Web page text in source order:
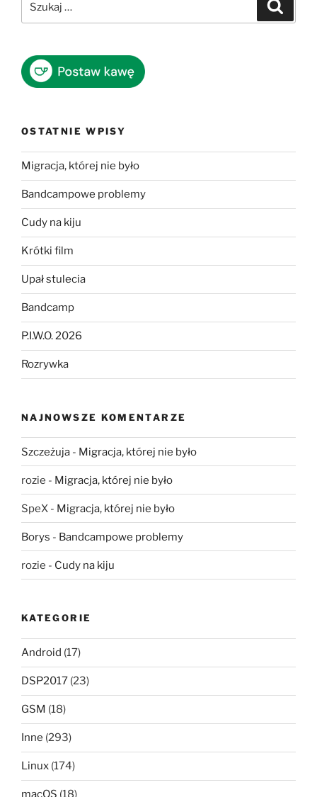
OSTATNIE WPISY
Migracja, której nie było
Bandcampowe problemy
Cudy na kiju
Krótki film
Upał stulecia
Bandcamp
P.I.W.O. 2026
Rozrywka
NAJNOWSZE KOMENTARZE
Szczeżuja - Migracja, której nie było
rozie - Migracja, której nie było
SpeX - Migracja, której nie było
Borys - Bandcampowe problemy
rozie - Cudy na kiju
KATEGORIE
Android (17)
DSP2017 (23)
GSM (18)
Inne (293)
Linux (174)
macOS (18)